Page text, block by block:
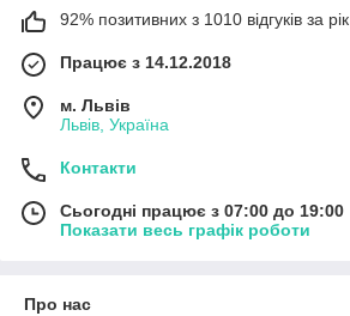
92% позитивних з 1010 відгуків за рік
Працює з 14.12.2018
м. Львів
Львів, Україна
Контакти
Сьогодні працює з 07:00 до 19:00
Показати весь графік роботи
Про нас